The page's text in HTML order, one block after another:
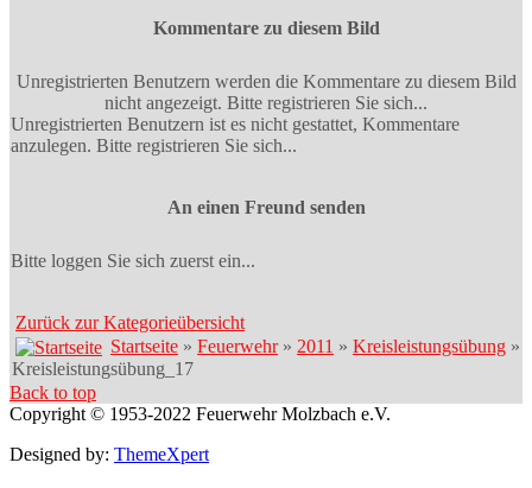
Kommentare zu diesem Bild
Unregistrierten Benutzern werden die Kommentare zu diesem Bild
nicht angezeigt. Bitte registrieren Sie sich...
Unregistrierten Benutzern ist es nicht gestattet, Kommentare
anzulegen. Bitte registrieren Sie sich...
An einen Freund senden
Bitte loggen Sie sich zuerst ein...
Zurück zur Kategorieübersicht
Startseite » Feuerwehr» 2011 » Kreisleistungsübung »
Kreisleistungsübung_17
Back to top
Copyright © 1953-2022 Feuerwehr Molzbach e.V.
Designed by: ThemeXpert